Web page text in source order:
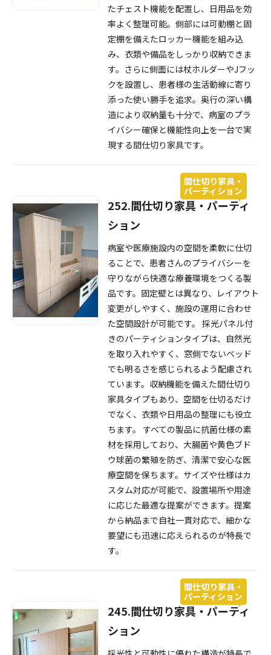
たチェスト機能を配置し、日用品を効
率よく整理可能。側部には可動棚と固
定棚を備えたロッカー機能を組み込
み、衣類や備品をしっかり収納できま
す。さらに側面には杖ホルダーやJフッ
クを設置し、患者様の生活動線に寄り
添った使い勝手を追求。奥行の深い構
造により収納量も十分で、病室のプラ
イバシー確保と機能性向上を一台で実
現する間仕切り家具です。
間仕切り家具・
パーティション
252.間仕切り家具・パーティ
ション
病室や医療施設内の空間を柔軟に仕切
ることで、患者さんのプライバシーを
守りながら快適な療養環境をつくる製
品です。固定壁とは異なり、レイアウト
変更がしやすく、施設の運用に合わせ
た空間設計が可能です。 採光パネル付
きのパーティションタイプは、自然光
を取り入れやすく、窓側でないベッド
でも明るさを感じられるよう配慮され
ています。収納機能を備えた間仕切り
家具タイプもあり、空間を仕切るだけ
でなく、衣類や日用品の整理にも役立
ちます。 すべての製品に抗菌仕様の素
材を採用しており、大腸菌や黄色ブド
ウ球菌の繁殖を防ぎ、清潔で安心な医
療空間を保ちます。サイズや仕様はカ
スタム対応が可能で、設置場所や用途
に応じた最適な提案ができます。提案
から納品まで自社一貫対応で、細かな
要望にも迅速に応えられるのが特長で
す。
間仕切り家具・
パーティション
245.間仕切り家具・パーティ
ション